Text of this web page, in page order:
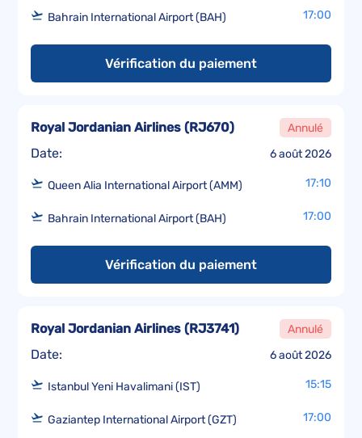
Bahrain International Airport (BAH) 17:00
Vérification du paiement
Date: 6 août 2026
Royal Jordanian Airlines (RJ670) Annulé
Queen Alia International Airport (AMM) 17:10
Bahrain International Airport (BAH) 17:00
Vérification du paiement
Date: 6 août 2026
Royal Jordanian Airlines (RJ3741) Annulé
Istanbul Yeni Havalimani (IST) 15:15
Gaziantep International Airport (GZT) 17:00